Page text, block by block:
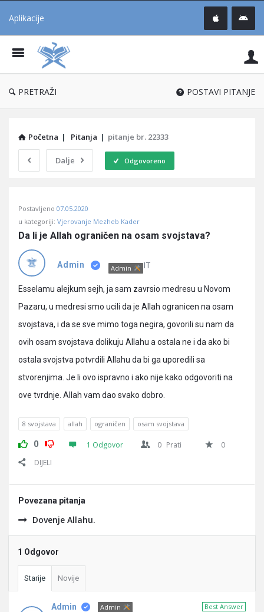
Aplikacije
®
PRETRAŽI POSTAVI PITANJE
Početna | Pitanja | pitanje br. 22333
Dalje Odgovoreno
Učene
Latest
Pitanja
Postavljeno 07.05.2020
u kategoriji: Vjerovanje Mezheb Kader
Da li je Allah ograničen na osam svojstava?
Admin Admin IT
Esselamu alejkum sejh, ja sam zavrsio medresu u Novom
Pazaru, u medresi smo ucili da je Allah ogranicen na osam
svojstava, i da se sve mimo toga negira, govorili su nam da
ovih osam svojstava dolikuju Allahu a ostala ne i da ako bi
ostala svojstva potvrdili Allahu da bi ga uporedili sa
stvorenjima. Je li ovo ispravno i ako nije kako odgovoriti na
ove tvrdnje. Allah vam dao svako dobro.
8 svojstava allah ograničen osam svojstava
0 1 Odgovor 0 Prati
0
DIJELI
Povezana pitanja
Dovenje Allahu.
1 Odgovor
Starije Novije
Best Answer
Admin Admin